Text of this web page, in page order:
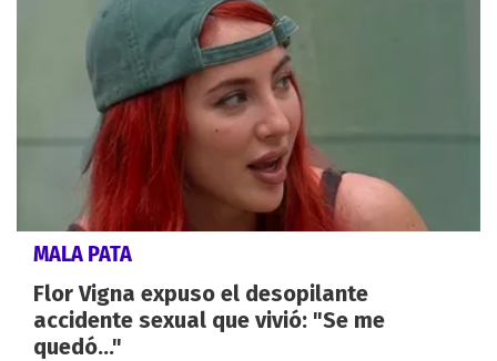
MALA PATA
Flor Vigna expuso el desopilante
accidente sexual que vivió: "Se me
quedó..."